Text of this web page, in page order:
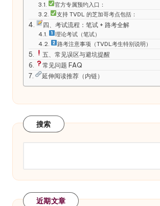
官方专属预约入口：
支持 TVDL 的芝加哥考点包括：
四、考试流程：笔试 + 路考全解
理论考试（笔试）
路考注意事项（TVDL考生特别说明）
五、常见误区与避坑提醒
常见问题 FAQ
延伸阅读推荐（内链）
搜索
近期文章